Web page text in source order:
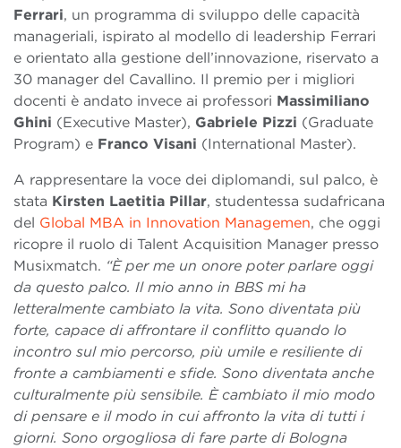
Ferrari, un programma di sviluppo delle capacità
manageriali, ispirato al modello di leadership Ferrari
e orientato alla gestione dell’innovazione, riservato a
30 manager del Cavallino. Il premio per i migliori
docenti è andato invece ai professori Massimiliano
Ghini (Executive Master), Gabriele Pizzi (Graduate
Program) e Franco Visani (International Master).
A rappresentare la voce dei diplomandi, sul palco, è
stata Kirsten Laetitia Pillar, studentessa sudafricana
del Global MBA in Innovation Managemen, che oggi
ricopre il ruolo di Talent Acquisition Manager presso
Musixmatch. “È per me un onore poter parlare oggi
da questo palco. Il mio anno in BBS mi ha
letteralmente cambiato la vita. Sono diventata più
forte, capace di affrontare il conflitto quando lo
incontro sul mio percorso, più umile e resiliente di
fronte a cambiamenti e sfide. Sono diventata anche
culturalmente più sensibile. È cambiato il mio modo
di pensare e il modo in cui affronto la vita di tutti i
giorni. Sono orgogliosa di fare parte di Bologna